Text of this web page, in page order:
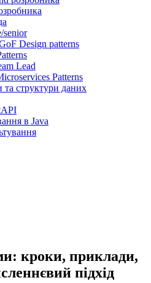
senior
Design patterns
Lead
Patterns
структури даних
в Java
кроки, приклади,
підхід